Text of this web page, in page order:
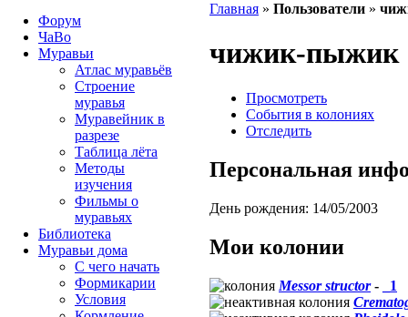
Главная » Пользователи »
чижик-пыжик
Просмотреть
События в колониях
Отследить
Персональная
День рождения: 14/05/2003
Мои колонии
Messor structor-
_1
Форум
ЧаВо
Муравьи
Атлас муравьёв
Строение
муравья
Муравейник в
разрезе
Таблица лёта
Методы
изучения
Фильмы о
муравьях
Библиотека
Муравьи дома
С чего начать
Формикарии
Условия